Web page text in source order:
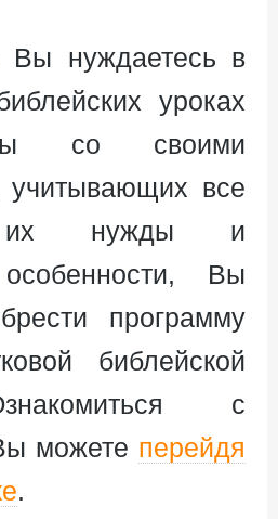
Вы нуждаетесь в
уроках
со своими
учитывающих все
их нужды и
Вы
программу
библейской
с
можете перейдя
.